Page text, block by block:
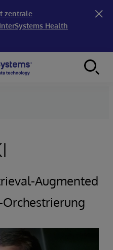
zentrale
Health
Augmented